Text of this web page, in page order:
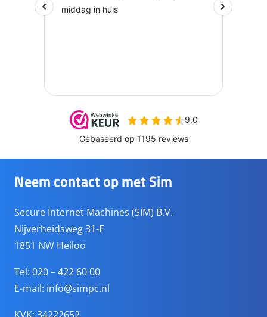
Neem contact op met Sim
Secure Internet Machines (SIM) B.V.
Nijverheidsweg 31-F
1851 NW Heiloo
Tel: 020 – 422 60 00
E-mail: info@simpc.nl